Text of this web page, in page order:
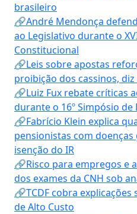
brasileiro
🔗André Mendonça
ao Legislativo durante o
Constitucional
🔗Leis sobre apostas
proibição dos cassinos,
🔗Luiz Fux rebate críticas
durante o 16º Simpósio
🔗Fabrício Klein explica
pensionistas com
isenção do IR
🔗Risco para empregos e
dos exames da CNH sob
🔗TCDF cobra explicações
de Alto Custo